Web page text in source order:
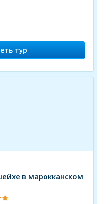
тур
в марокканском